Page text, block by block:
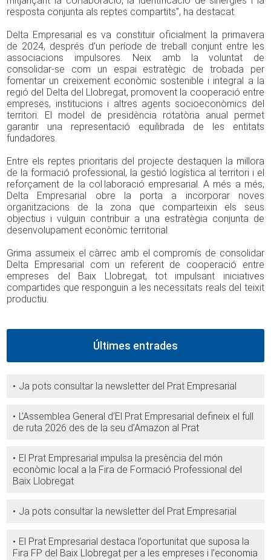
resposta conjunta als reptes compartits”, ha destacat.
Delta Empresarial es va constituir oficialment la primavera
de 2024, després d’un període de treball conjunt entre les
associacions impulsores. Neix amb la voluntat de
consolidar-se com un espai estratègic de trobada per
fomentar un creixement econòmic sostenible i integral a la
regió del Delta del Llobregat, promovent la cooperació entre
empreses, institucions i altres agents socioeconòmics del
territori. El model de presidència rotatòria anual permet
garantir una representació equilibrada de les entitats
fundadores.
Entre els reptes prioritaris del projecte destaquen la millora
de la formació professional, la gestió logística al territori i el
reforçament de la col·laboració empresarial. A més a més,
Delta Empresarial obre la porta a incorporar noves
organitzacions de la zona que comparteixin els seus
objectius i vulguin contribuir a una estratègia conjunta de
desenvolupament econòmic territorial.
Grima assumeix el càrrec amb el compromís de consolidar
Delta Empresarial com un referent de cooperació entre
empreses del Baix Llobregat, tot impulsant iniciatives
compartides que responguin a les necessitats reals del teixit
productiu.
Últimes entrades
Ja pots consultar la newsletter del Prat Empresarial
L’Assemblea General d’El Prat Empresarial defineix el full
de ruta 2026 des de la seu d’Amazon al Prat
El Prat Empresarial impulsa la presència del món
econòmic local a la Fira de Formació Professional del
Baix Llobregat
Ja pots consultar la newsletter del Prat Empresarial
El Prat Empresarial destaca l’oportunitat que suposa la
Fira FP del Baix Llobregat per a les empreses i l’economia